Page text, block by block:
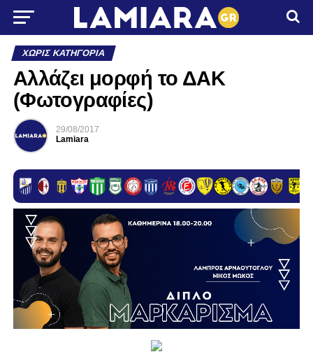
ΧΩΡΊΣ ΚΑΤΗΓΟΡΊΑ
Αλλάζει μορφή το ΔΑΚ
(Φωτογραφίες)
29/08/2017
Lamiara